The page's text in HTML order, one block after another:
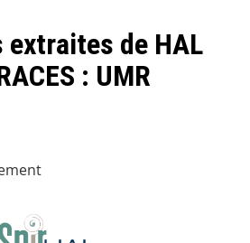
de HAL
: UMR